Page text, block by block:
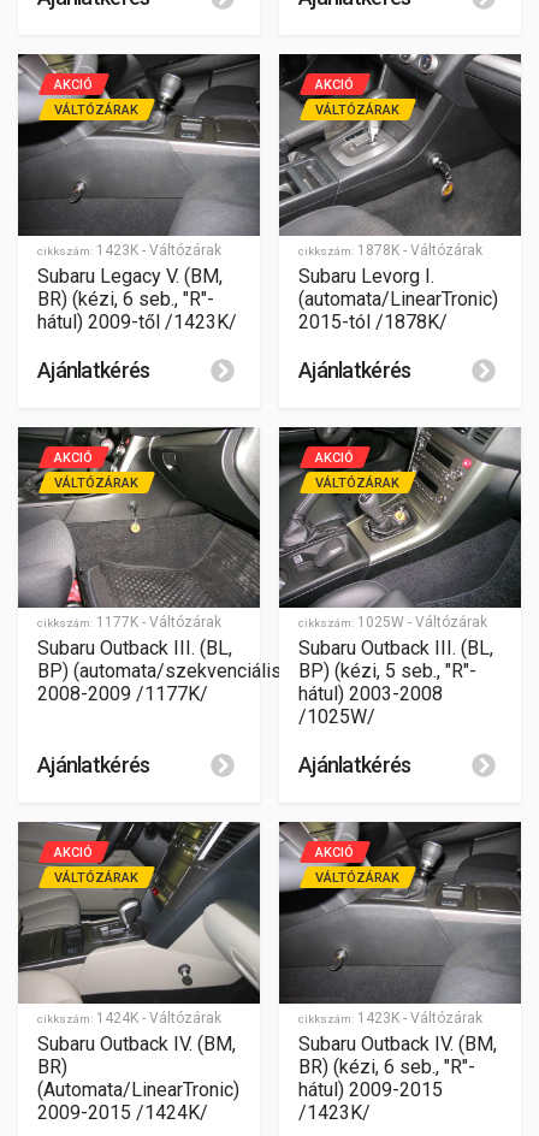
cikkszám: 1423K - Váltózárak
AKCIÓ
VÁLTÓZÁRAK
Subaru Legacy V. (BM,
BR) (kézi, 6 seb., "R"-
hátul) 2009-től /1423K/
Ajánlatkérés
cikkszám: 1878K - Váltózárak
AKCIÓ
VÁLTÓZÁRAK
Subaru Levorg I.
(automata/LinearTronic)
2015-tól /1878K/
Ajánlatkérés
cikkszám: 1177K - Váltózárak
AKCIÓ
VÁLTÓZÁRAK
Subaru Outback III. (BL,
BP) (automata/szekvenciális)
2008-2009 /1177K/
Ajánlatkérés
cikkszám: 1025W - Váltózárak
AKCIÓ
VÁLTÓZÁRAK
Subaru Outback III. (BL,
BP) (kézi, 5 seb., "R"-
hátul) 2003-2008
/1025W/
Ajánlatkérés
cikkszám: 1424K - Váltózárak
AKCIÓ
VÁLTÓZÁRAK
Subaru Outback IV. (BM,
BR)
(Automata/LinearTronic)
2009-2015 /1424K/
cikkszám: 1423K - Váltózárak
AKCIÓ
VÁLTÓZÁRAK
Subaru Outback IV. (BM,
BR) (kézi, 6 seb., "R"-
hátul) 2009-2015
/1423K/